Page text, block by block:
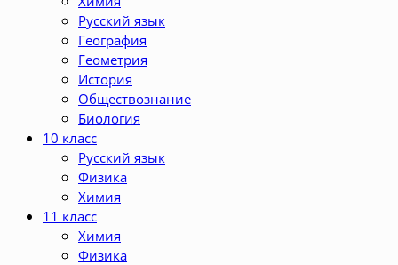
Русский язык
География
Геометрия
История
Обществознание
Биология
10 класс
Русский язык
Физика
Химия
11 класс
Химия
Физика